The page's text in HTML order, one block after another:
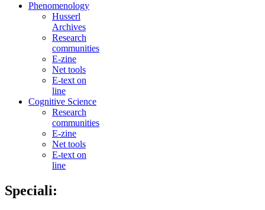
Phenomenology
Husserl
Archives
Research
communities
E-zine
Net tools
E-text on
line
Cognitive Science
Research
communities
E-zine
Net tools
E-text on
line
Speciali: